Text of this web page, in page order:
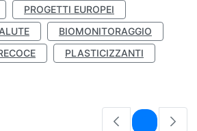
PROGETTI EUROPEI
BIOMONITORAGGIO
PLASTICIZZANTI
Pagina